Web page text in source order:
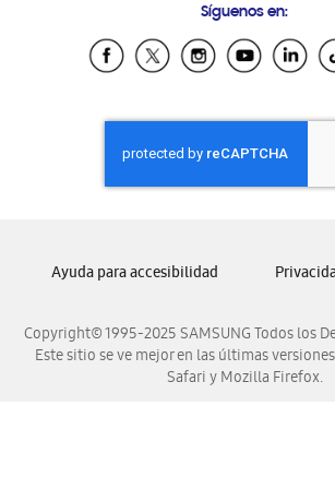
Samsung Ecuador
Samsung El Salvador
Samsung Honduras
Samsung Nicaragua
Samsung Panamá
Samsung Venezuela
Síguenos en:
Copyright© 1995-2025 SAMSUNG Todos los
Este sitio se ve mejor en las últimas
Safari y Mozilla Firefox.
Ayuda para accesibilidad